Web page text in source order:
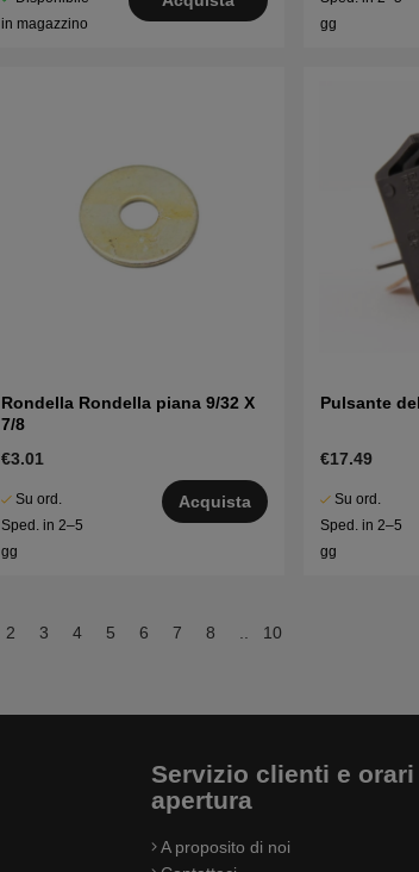
in magazzino
gg
Rondella Rondella piana 9/32 X
7/8
€3.01
Su ord.
Sped. in 2–5
gg
Acquista
Pulsante
€17.49
Su ord.
Sped. in 2–5
gg
2 3 4 5 6 7 8 .. 10
Servizio clienti e orari
apertura
A proposito di noi